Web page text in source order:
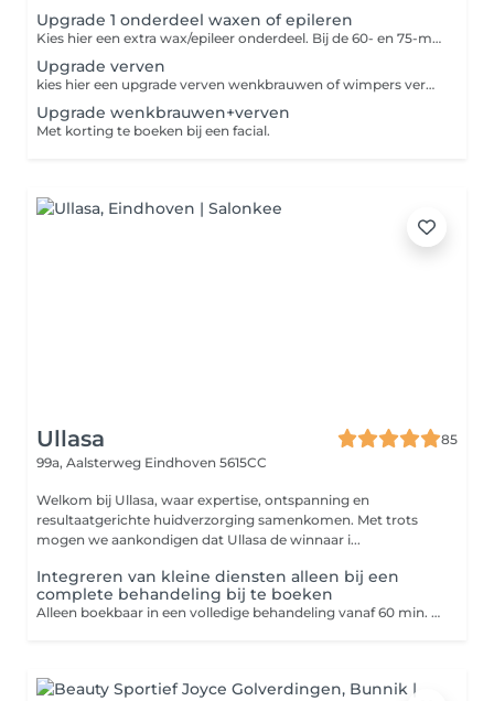
Upgrade 1 onderdeel waxen of epileren
Kies hier een extra wax/epileer onderdeel. Bij de 60- en 75-minuten facial is één waxonderdeel inbegrepen en kun je hier eventueel een extra onderdeel bijboeken.
Upgrade verven
kies hier een upgrade verven wenkbrauwen of wimpers verven Alleen boeken in combinatie met een facial!
Upgrade wenkbrauwen+verven
Met korting te boeken bij een facial.
Ullasa
85
99a, Aalsterweg Eindhoven 5615CC
Welkom bij Ullasa, waar expertise, ontspanning en
resultaatgerichte huidverzorging samenkomen. Met trots
mogen we aankondigen dat Ullasa de winnaar i...
Integreren van kleine diensten alleen bij een
complete behandeling bij te boeken
Alleen boekbaar in een volledige behandeling vanaf 60 min. In combinatie met de Skingym boeken? Dan kun je de kleine diensten los boeken! Ga dan 1 stap terug en kies je losse module daar.